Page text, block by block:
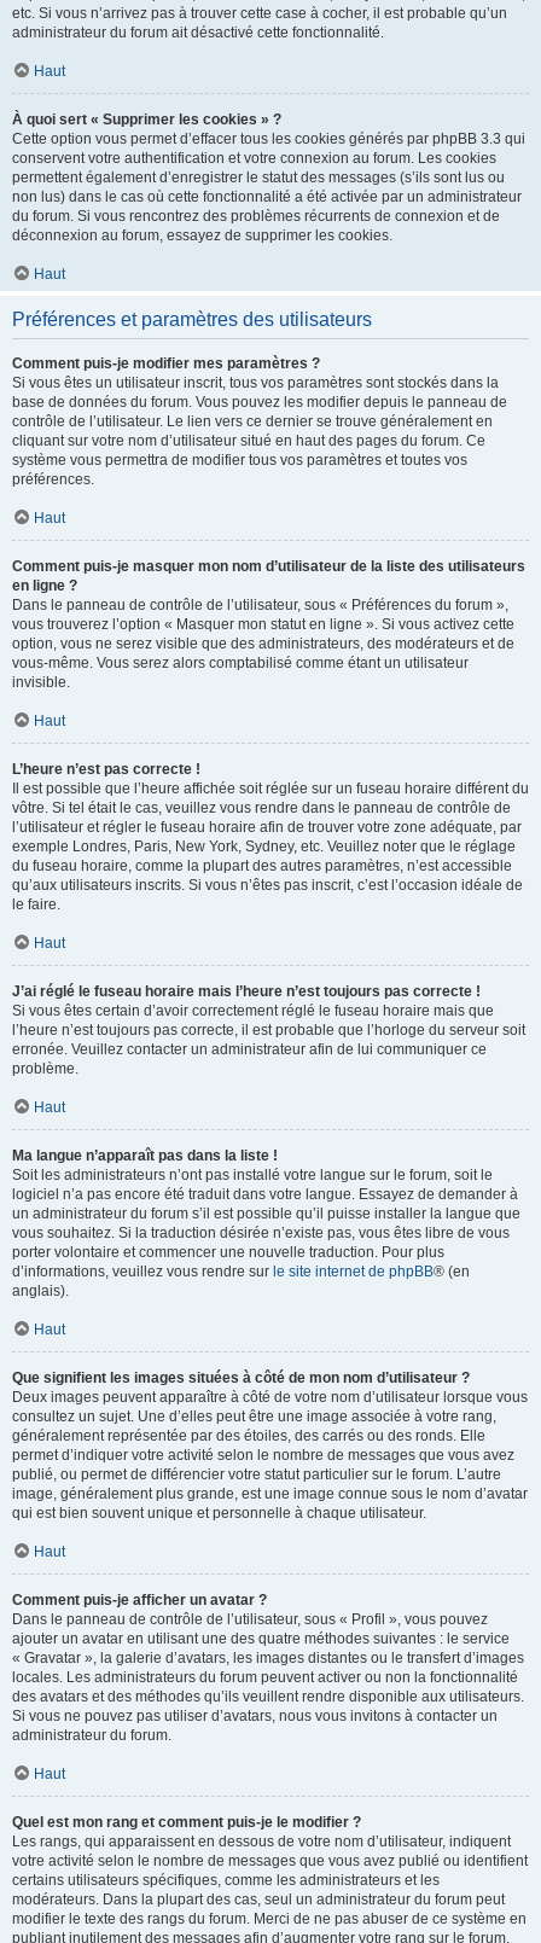
etc. Si vous n’arrivez pas à trouver cette case à cocher, il est probable qu’un
administrateur du forum ait désactivé cette fonctionnalité.
Haut
À quoi sert « Supprimer les cookies » ?
Cette option vous permet d’effacer tous les cookies générés par phpBB 3.3 qui
conservent votre authentification et votre connexion au forum. Les cookies
permettent également d’enregistrer le statut des messages (s’ils sont lus ou
non lus) dans le cas où cette fonctionnalité a été activée par un administrateur
du forum. Si vous rencontrez des problèmes récurrents de connexion et de
déconnexion au forum, essayez de supprimer les cookies.
Haut
Préférences et paramètres des utilisateurs
Comment puis-je modifier mes paramètres ?
Si vous êtes un utilisateur inscrit, tous vos paramètres sont stockés dans la
base de données du forum. Vous pouvez les modifier depuis le panneau de
contrôle de l’utilisateur. Le lien vers ce dernier se trouve généralement en
cliquant sur votre nom d’utilisateur situé en haut des pages du forum. Ce
système vous permettra de modifier tous vos paramètres et toutes vos
préférences.
Haut
Comment puis-je masquer mon nom d’utilisateur de la liste des utilisateurs
en ligne ?
Dans le panneau de contrôle de l’utilisateur, sous « Préférences du forum »,
vous trouverez l’option « Masquer mon statut en ligne ». Si vous activez cette
option, vous ne serez visible que des administrateurs, des modérateurs et de
vous-même. Vous serez alors comptabilisé comme étant un utilisateur
invisible.
Haut
L’heure n’est pas correcte !
Il est possible que l’heure affichée soit réglée sur un fuseau horaire différent du
vôtre. Si tel était le cas, veuillez vous rendre dans le panneau de contrôle de
l’utilisateur et régler le fuseau horaire afin de trouver votre zone adéquate, par
exemple Londres, Paris, New York, Sydney, etc. Veuillez noter que le réglage
du fuseau horaire, comme la plupart des autres paramètres, n’est accessible
qu’aux utilisateurs inscrits. Si vous n’êtes pas inscrit, c’est l’occasion idéale de
le faire.
Haut
J’ai réglé le fuseau horaire mais l’heure n’est toujours pas correcte !
Si vous êtes certain d’avoir correctement réglé le fuseau horaire mais que
l’heure n’est toujours pas correcte, il est probable que l’horloge du serveur soit
erronée. Veuillez contacter un administrateur afin de lui communiquer ce
problème.
Haut
Ma langue n’apparaît pas dans la liste !
Soit les administrateurs n’ont pas installé votre langue sur le forum, soit le
logiciel n’a pas encore été traduit dans votre langue. Essayez de demander à
un administrateur du forum s’il est possible qu’il puisse installer la langue que
vous souhaitez. Si la traduction désirée n’existe pas, vous êtes libre de vous
porter volontaire et commencer une nouvelle traduction. Pour plus
d’informations, veuillez vous rendre sur le site internet de phpBB® (en
anglais).
Haut
Que signifient les images situées à côté de mon nom d’utilisateur ?
Deux images peuvent apparaître à côté de votre nom d’utilisateur lorsque vous
consultez un sujet. Une d’elles peut être une image associée à votre rang,
généralement représentée par des étoiles, des carrés ou des ronds. Elle
permet d’indiquer votre activité selon le nombre de messages que vous avez
publié, ou permet de différencier votre statut particulier sur le forum. L’autre
image, généralement plus grande, est une image connue sous le nom d’avatar
qui est bien souvent unique et personnelle à chaque utilisateur.
Haut
Comment puis-je afficher un avatar ?
Dans le panneau de contrôle de l’utilisateur, sous « Profil », vous pouvez
ajouter un avatar en utilisant une des quatre méthodes suivantes : le service
« Gravatar », la galerie d’avatars, les images distantes ou le transfert d’images
locales. Les administrateurs du forum peuvent activer ou non la fonctionnalité
des avatars et des méthodes qu’ils veuillent rendre disponible aux utilisateurs.
Si vous ne pouvez pas utiliser d’avatars, nous vous invitons à contacter un
administrateur du forum.
Haut
Quel est mon rang et comment puis-je le modifier ?
Les rangs, qui apparaissent en dessous de votre nom d’utilisateur, indiquent
votre activité selon le nombre de messages que vous avez publié ou identifient
certains utilisateurs spécifiques, comme les administrateurs et les
modérateurs. Dans la plupart des cas, seul un administrateur du forum peut
modifier le texte des rangs du forum. Merci de ne pas abuser de ce système en
publiant inutilement des messages afin d’augmenter votre rang sur le forum.